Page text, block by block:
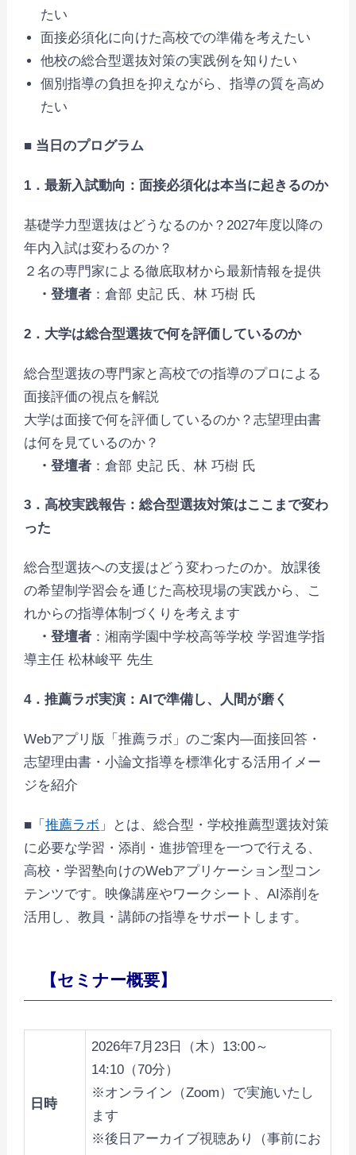
たい
面接必須化に向けた高校での準備を考えたい
他校の総合型選抜対策の実践例を知りたい
個別指導の負担を抑えながら、指導の質を高め
たい
■ 当日のプログラム
1．最新入試動向：面接必須化は本当に起きるのか
基礎学力型選抜はどうなるのか？2027年度以降の
年内入試は変わるのか？
２名の専門家による徹底取材から最新情報を提供
・登壇者 ：倉部 史記 氏、林 巧樹 氏
2．大学は総合型選抜で何を評価しているのか
総合型選抜の専門家と高校での指導のプロによる
面接評価の視点を解説
大学は面接で何を評価しているのか？志望理由書
は何を見ているのか？
・登壇者 ：倉部 史記 氏、林 巧樹 氏
3．高校実践報告：総合型選抜対策はここまで変わ
った
総合型選抜への支援はどう変わったのか。放課後
の希望制学習会を通じた高校現場の実践から、こ
れからの指導体制づくりを考えます
・登壇者 ：湘南学園中学校高等学校 学習進学指
導主任 松林峻平 先生
4．推薦ラボ実演：AIで準備し、人間が磨く
Webアプリ版「推薦ラボ」のご案内―面接回答・
志望理由書・小論文指導を標準化する活用イメー
ジを紹介
■「推薦ラボ 」とは、総合型・学校推薦型選抜対策
に必要な学習・添削・進捗管理を一つで行える、
高校・学習塾向けのWebアプリケーション型コン
テンツです。映像講座やワークシート、AI添削を
活用し、教員・講師の指導をサポートします。
【セミナー概要】
日時
2026年7月23日（木）13:00～
14:10（70分）
※オンライン（Zoom）で実施いたし
ます
※後日アーカイブ視聴あり（事前にお